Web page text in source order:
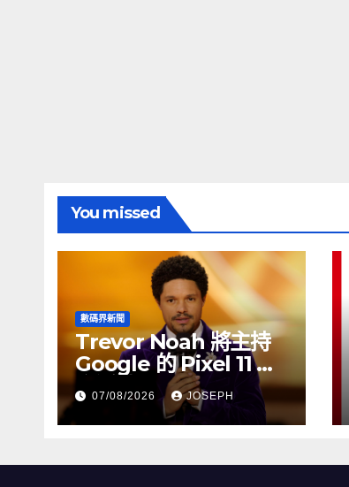
You missed
數碼界新聞
Trevor Noah 將主持
Google 的 Pixel 11 推
介活動
07/08/2026 JOSEPH